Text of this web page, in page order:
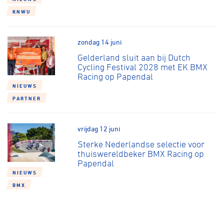
KNWU
NIEUWS
PARTNER
zondag 14 juni
Gelderland sluit aan bij Dutch
Cycling Festival 2028 met EK BMX
Racing op Papendal
NIEUWS
BMX
vrijdag 12 juni
Sterke Nederlandse selectie voor
thuiswereldbeker BMX Racing op
Papendal